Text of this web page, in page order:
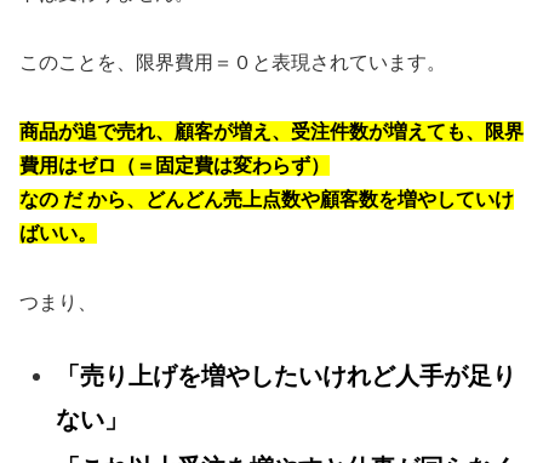
このことを、限界費用＝０と表現されています。
商品が追で売れ、顧客が増え、受注件数が増えても、限界
費用はゼロ（＝固定費は変わらず）
なの だ から、どんどん売上点数や顧客数を増やしていけ
ばいい。
つまり、
「売り上げを増やしたいけれど人手が足り
ない」